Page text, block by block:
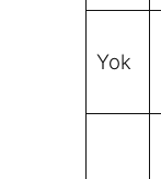
Yok